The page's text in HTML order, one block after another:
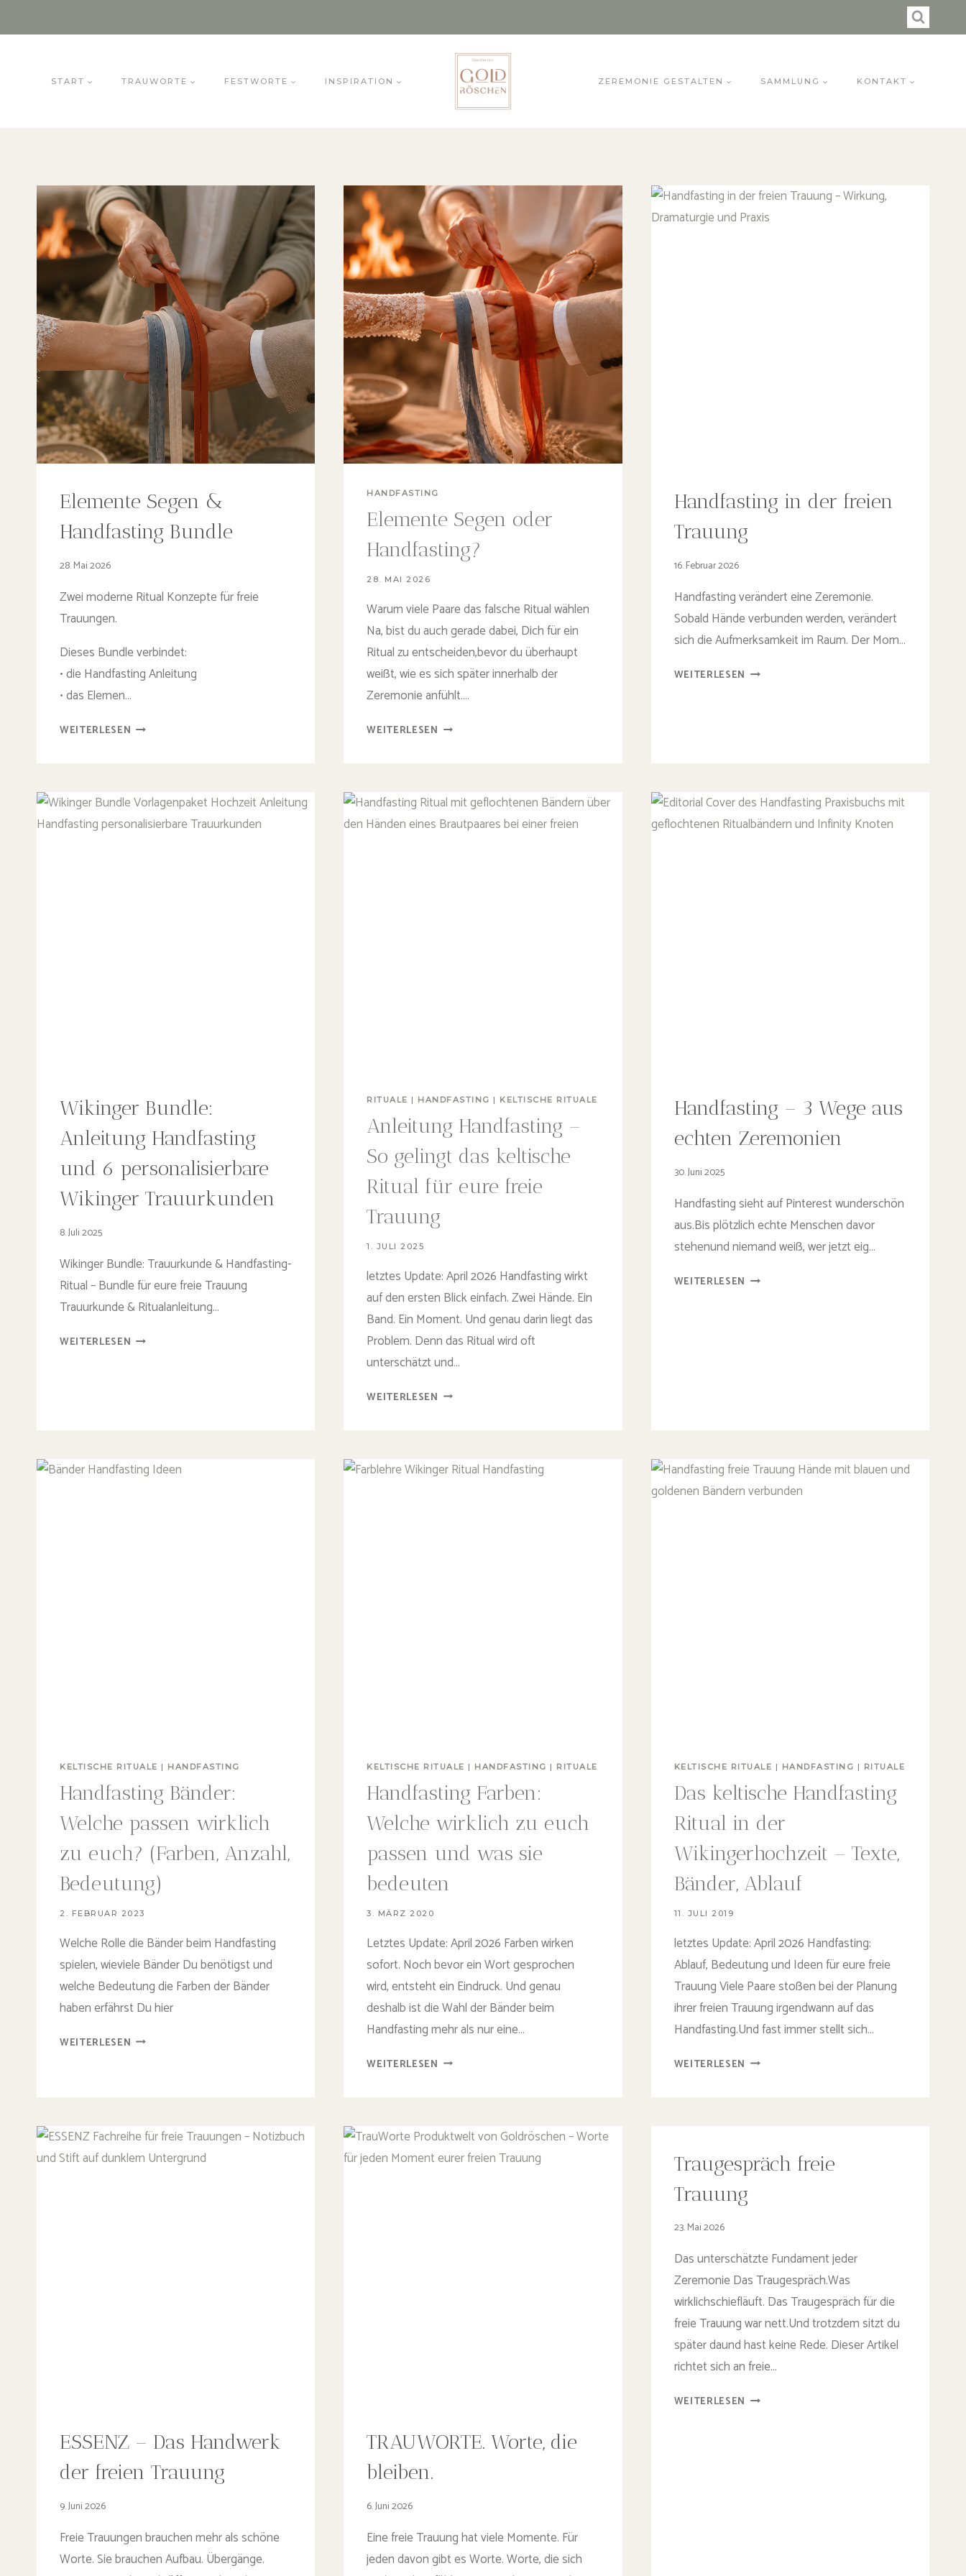
Inhalt
START TRAUWORTE FESTWORTE INSPIRATION ZEREMONIE GESTALTEN SAMMLUNG KONTAKT
Elemente Segen &
Handfasting Bundle
28. Mai 2026
Zwei moderne Ritual Konzepte für freie
Trauungen.
Dieses Bundle verbindet:
• die Handfasting Anleitung
• das Elemen…
WEITERLESEN ELEMENTE
BUNDLE
HANDFASTING
Elemente Segen oder
Handfasting?
28. MAI 2026
Warum viele Paare das falsche Ritual wählen
Na, bist du auch gerade dabei, Dich für ein
Ritual zu entscheiden,bevor du überhaupt
weißt, wie es sich später innerhalb der
Zeremonie anfühlt….
WEITERLESEN ELEMENTE
Handfasting in der freien
Trauung
16. Februar 2026
Handfasting verändert eine Zeremonie.
Sobald Hände verbunden werden, verändert
sich die Aufmerksamkeit im Raum. Der Mom…
WEITERLESEN HANDFASTING
Wikinger Bundle:
Anleitung Handfasting
und 6 personalisierbare
Wikinger Trauurkunden
8. Juli 2025
Wikinger Bundle: Trauurkunde & Handfasting-
Ritual – Bundle für eure freie Trauung
Trauurkunde & Ritualanleitung…
WEITERLESEN WIKINGER
TRAUURKUNDEN
RITUALE | HANDFASTING | KELTISCHE RITUALE
Anleitung Handfasting –
So gelingt das keltische
Ritual für eure freie
Trauung
1. JULI 2025
letztes Update: April 2026 Handfasting wirkt
auf den ersten Blick einfach. Zwei Hände. Ein
Band. Ein Moment. Und genau darin liegt das
Problem. Denn das Ritual wird oft
unterschätzt und…
WEITERLESEN ANLEITUNG
GELINGT
DAS
Handfasting – 3 Wege aus
echten Zeremonien
30. Juni 2025
Handfasting sieht auf Pinterest wunderschön
aus.Bis plötzlich echte Menschen davor
stehenund niemand weiß, wer jetzt eig…
WEITERLESEN HANDFASTING
KELTISCHE RITUALE | HANDFASTING
Handfasting Bänder:
Welche passen wirklich
zu euch? (Farben, Anzahl,
Bedeutung)
2. FEBRUAR 2023
Welche Rolle die Bänder beim Handfasting
spielen, wieviele Bänder Du benötigst und
welche Bedeutung die Farben der Bänder
haben erfährst Du hier
WEITERLESEN HANDFASTING
EUCH?
(FARBEN,
KELTISCHE RITUALE | HANDFASTING | RITUALE
Handfasting Farben:
Welche wirklich zu euch
passen und was sie
bedeuten
3. MÄRZ 2020
Letztes Update: April 2026 Farben wirken
sofort. Noch bevor ein Wort gesprochen
wird, entsteht ein Eindruck. Und genau
deshalb ist die Wahl der Bänder beim
Handfasting mehr als nur eine…
WEITERLESEN HANDFASTING
ZU
PASSEN
KELTISCHE RITUALE | HANDFASTING | RITUALE
Das keltische Handfasting
Ritual in der
Wikingerhochzeit – Texte,
Bänder, Ablauf
11. JULI 2019
letztes Update: April 2026 Handfasting:
Ablauf, Bedeutung und Ideen für eure freie
Trauung Viele Paare stoßen bei der Planung
ihrer freien Trauung irgendwann auf das
Handfasting.Und fast immer stellt sich…
WEITERLESEN DAS
WIKINGERHOCHZEIT
–
TEXTE,
ESSENZ – Das Handwerk
der freien Trauung
9. Juni 2026
Freie Trauungen brauchen mehr als schöne
Worte. Sie brauchen Aufbau. Übergänge.
TRAUWORTE. Worte, die
bleiben.
6. Juni 2026
Eine freie Trauung hat viele Momente. Für
jeden davon gibt es Worte. Worte, die sich
Traugespräch freie
Trauung
23. Mai 2026
Das unterschätzte Fundament jeder
Zeremonie Das Trau­gespräch.Was
wirklichschief­läuft. Das Traugespräch für die
freie Trauung war nett.Und trotzdem sitzt du
später daund hast keine Rede. Dieser Artikel
richtet sich an freie…
WEITERLESEN TRAUGESPRÄCH